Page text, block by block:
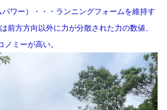
ワー）・・・ランニングフォームを維持す
前方方向以外に力が分散された力の数値、
ミーが高い。